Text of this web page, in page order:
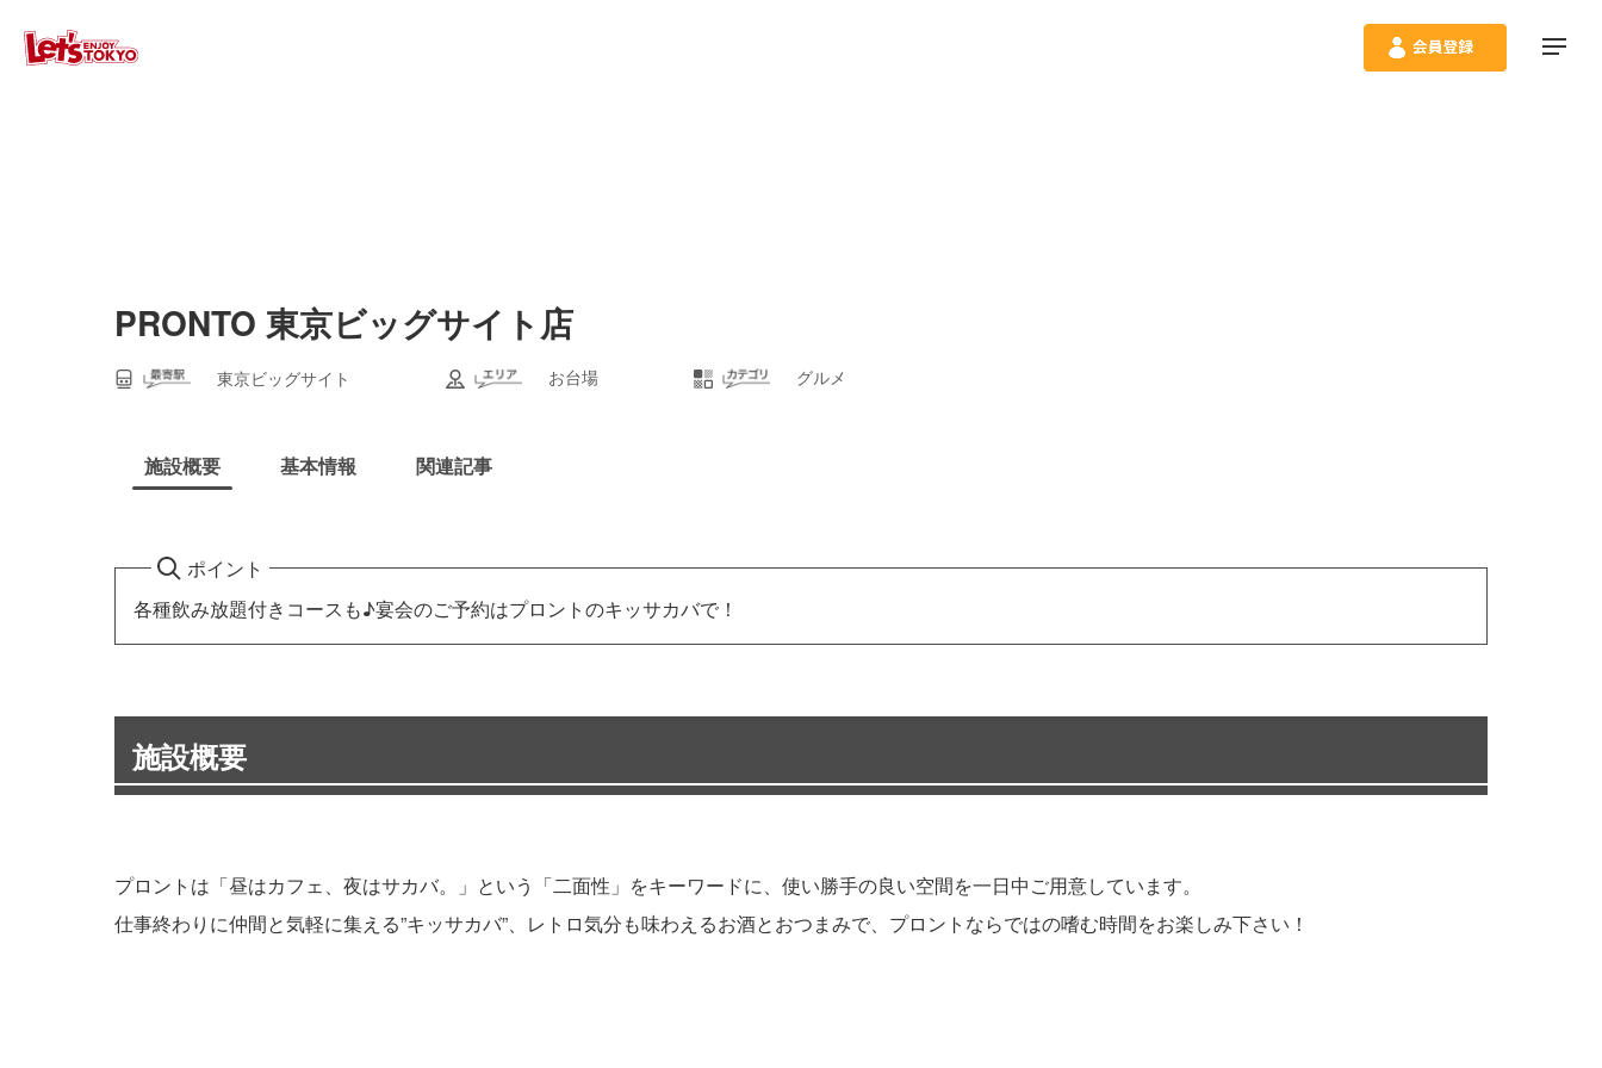
PRONTO 東京ビッグサイト店
東京ビッグサイト お台場 グルメ
施設概要 基本情報 関連記事
ポイント
各種飲み放題付きコースも♪宴会のご予約はプロントのキッサカバで！
施設概要
プロントは「昼はカフェ、夜はサカバ。」という「二面性」をキーワードに、使い勝手の良い空間を一日中ご用意しています。
仕事終わりに仲間と気軽に集える”キッサカバ”、レトロ気分も味わえるお酒とおつまみで、プロントならではの嗜む時間をお楽しみ下さい！